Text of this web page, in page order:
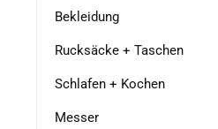
Bekleidung
Rucksäcke + Taschen
Schlafen + Kochen
Messer